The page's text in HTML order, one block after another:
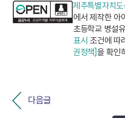
제주특별자치
에서 제작한 아
초등학교 병설
표시 조건에 따
권정책]을 확인
다음글